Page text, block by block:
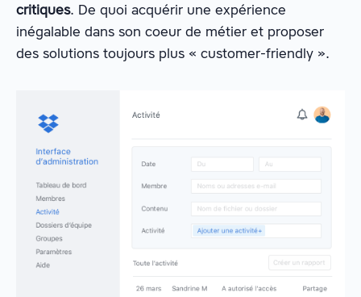
critiques. De quoi acquérir une expérience
inégalable dans son coeur de métier et proposer
des solutions toujours plus « customer-friendly ».